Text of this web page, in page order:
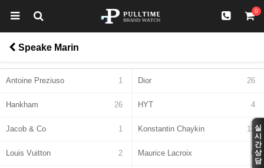
실
시
간
상
담
0
Speake Marin
Antoine Preziuso 1 Dior 26
Hankham 26 HYT 4
Jacob & Co 1 Konstantin Chaykin 13
Louis Vuitton 2 Maurice Lacroix 0